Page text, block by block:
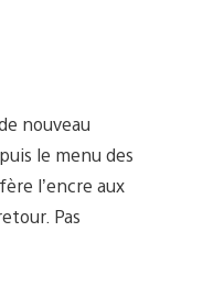
nouveau
le menu des
l’encre aux
Pas